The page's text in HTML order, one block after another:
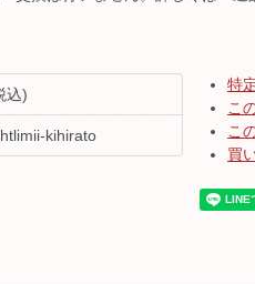
込)
kihirato
特
こ
こ
買